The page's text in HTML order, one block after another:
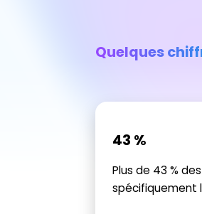
Quelques
43 %
Plus de 43 %
spécifiquement